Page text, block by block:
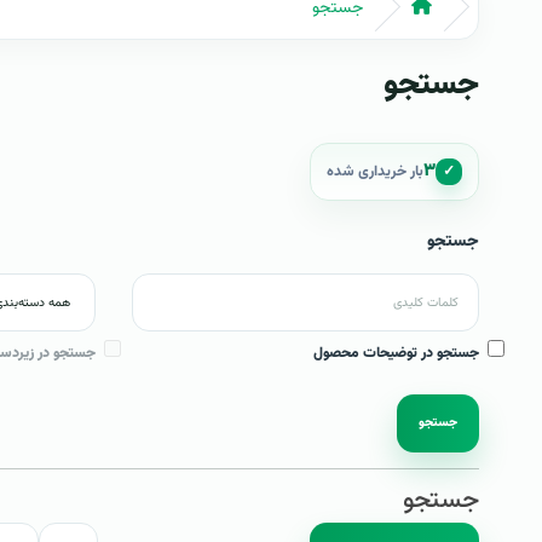
جستجو
جستجو
✓ ۳بار خریداری شده
جستجو
جستجو در توضیحات محصول جستجو در
جستجو
جستجو